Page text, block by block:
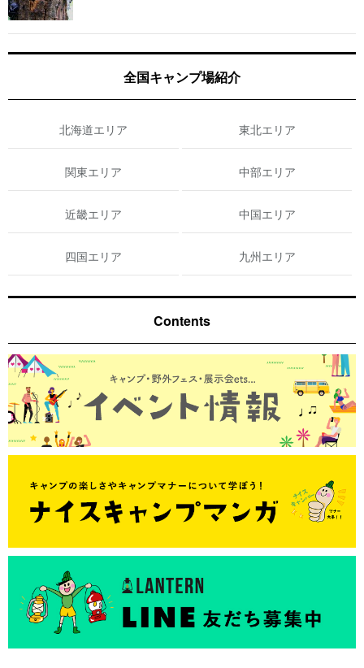
全国キャンプ場紹介
北海道エリア 東北エリア
関東エリア 中部エリア
近畿エリア 中国エリア
四国エリア 九州エリア
Contents